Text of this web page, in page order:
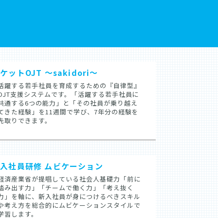
ットOJT ～sakidori～
躍する若手社員を育成するための『自律型』
支援システムです。「活躍する若手社員に
通する6つの能力」と「その社員が乗り越え
きた経験」を11週間で学び、7年分の経験を
取りできます。
社員研修 ムビケーション
済産業省が提唱している社会人基礎力「前に
み出す力」「チームで働く力」「考え抜く
」を軸に、新入社員が身につけるべきスキル
考え方を総合的にムビケーションスタイルで
習します。